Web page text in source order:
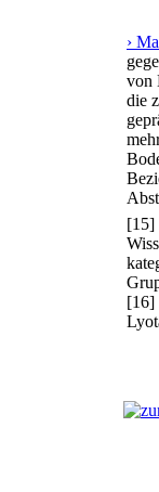
›
von
die
[15]
[16]